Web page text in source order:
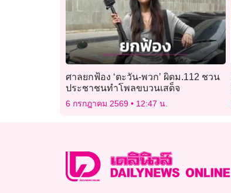
ศาลยกฟ้อง ‘ตะวัน-พวก’ ผิดม.112 ชวน
ประชาชนทำโพลขบวนเสด็จ
6 กรกฎาคม 2569 12:47 น.